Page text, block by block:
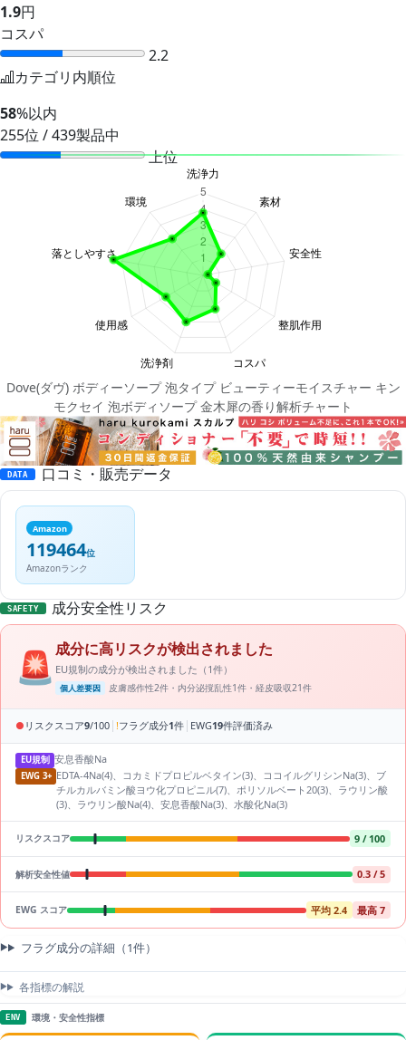
1.9円
コスパ
2.2
カテゴリ内順位
58%以内
255位 / 439製品中
上位
Dove(ダヴ) ボディーソープ 泡タイプ ビューティーモイスチャー キン
モクセイ 泡ボディソープ 金木犀の香り解析チャート
DATA 口コミ・販売データ
Amazon
119464位
Amazonランク
SAFETY 成分安全性リスク
🚨 成分に高リスクが検出されました
EU規制の成分が検出されました（1件）
個人差要因 皮膚感作性2件・内分泌撹乱性1件・経皮吸収21件
● リスクスコア9/100 | !フラグ成分1件 | EWG19件評価済み
EU規制 安息香酸Na
EWG 3+ EDTA-4Na(4)、コカミドプロピルベタイン(3)、ココイルグリシンNa(3)、ブ
チルカルバミン酸ヨウ化プロピニル(7)、ポリソルベート20(3)、ラウリン酸
(3)、ラウリン酸Na(4)、安息香酸Na(3)、水酸化Na(3)
リスクスコア 9 / 100
解析安全性値 0.3 / 5
EWG スコア 平均 2.4 最高 7
フラグ成分の詳細（1件）
各指標の解説
ENV 環境・安全性指標